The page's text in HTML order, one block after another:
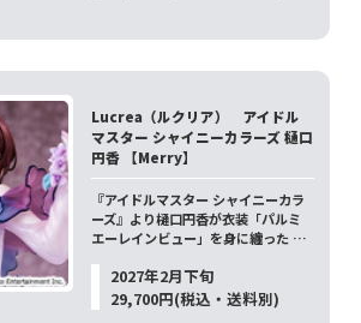
Lucrea（ルクリア） アイドル
マスター シャイニーカラーズ 樋口
円香 【Merry】
『アイドルマスター シャイニーカラ
ーズ』より樋口円香が衣装「パルミ
エーレインビュー」を身に纏った …
2027年2月下旬
29,700円(税込・送料別)